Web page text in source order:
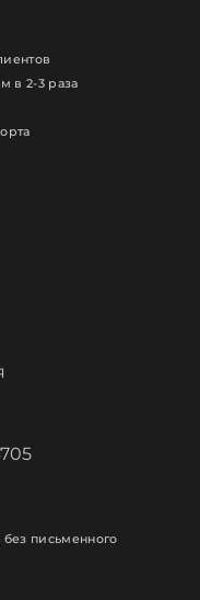
в 2-3 раза
письменного